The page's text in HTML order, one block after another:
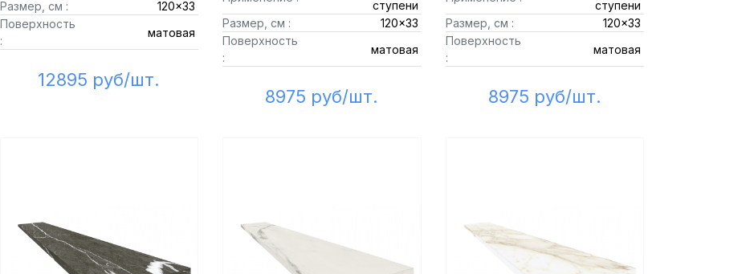
Размер, см :
120x33
Поверхность
:
матовая
12895 руб/шт.
ступени
Размер, см :
120x33
Поверхность
:
матовая
8975 руб/шт.
ступени
Размер, см :
120x33
Поверхность
:
матовая
8975 руб/шт.